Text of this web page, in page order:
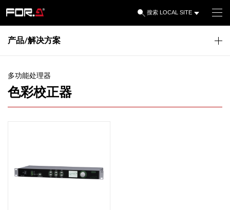
搜索 LOCAL SITE
产品/解决方案
多功能处理器
色彩校正器